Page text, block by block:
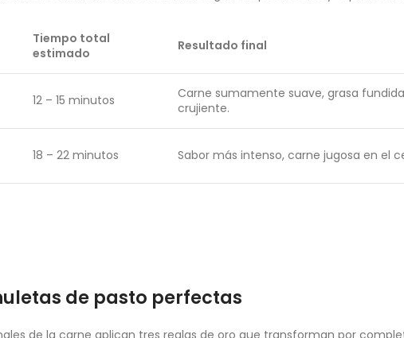
Tiempo total
estimado
Resultado final
12 – 15 minutos
Carne sumamente suave, grasa
crujiente.
18 – 22 minutos Sabor más intenso, carne jugosa en el
de pasto perfectas